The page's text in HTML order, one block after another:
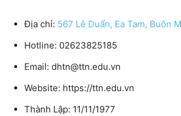
Địa chỉ: 567 Lê Duẩn, Ea Tam, Buôn
Hotline: 02623825185
Email: dhtn@ttn.edu.vn
Website: https://ttn.edu.vn
Thành Lập: 11/11/1977